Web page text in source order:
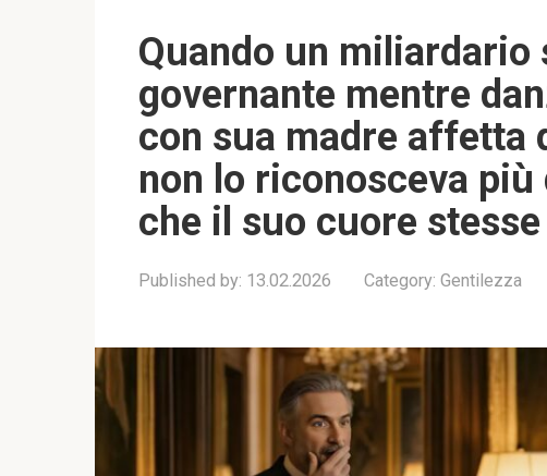
Quando un miliardario
governante mentre
con sua madre affetta
non lo riconosceva
che il suo cuore
Published by: 13.02.2026 Category: Gentilezza